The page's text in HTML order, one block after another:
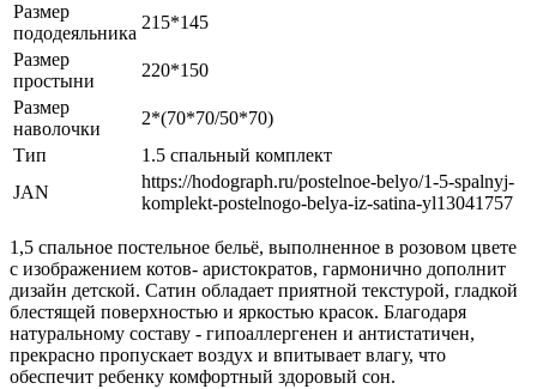
Размер
пододеяльника
215*145
Размер
простыни
220*150
Размер
наволочки
2*(70*70/50*70)
Тип
1.5 спальный комплект
JAN
https://hodograph.ru/postelnoe-belyo/1-5-spalnyj-
komplekt-postelnogo-belya-iz-satina-yl13041757
1,5 спальное постельное бельё, выполненное в розовом цвете
с изображением котов- аристократов, гармонично дополнит
дизайн детской. Сатин обладает приятной текстурой, гладкой
блестящей поверхностью и яркостью красок. Благодаря
натуральному составу - гипоаллергенен и антистатичен,
прекрасно пропускает воздух и впитывает влагу, что
обеспечит ребенку комфортный здоровый сон.